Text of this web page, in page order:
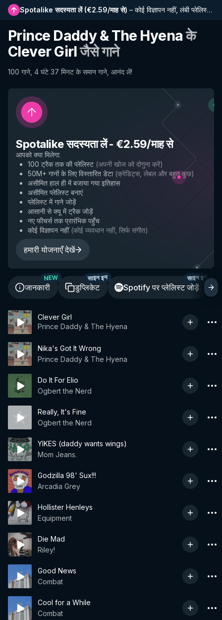
Spotalike सदस्यता लें(€2.59/माह से) – कोई विज्ञापन नहीं, लंबी प्लेलिस्ट, पूर्ण इतिहास और नई सुविधाओं तक प्रारंभिक पहुंच
Prince Daddy & The Hyenaके
Clever Girlजैसे गाने
100 गाने, 4 घंटे 37 मिनट के समान गाने, आनंद लें!
Spotalike सदस्यता लें- €2.59/माह से
आपको क्या मिलेगा:
100 ट्रैक तक की प्लेलिस्ट (अपनी खोज को दोगुना करें)
50M+ गानों के लिए विस्तारित डेटा (क्रेडिट्स, लेबल और बहुत कुछ)
असीमित हाल ही में बजाया गया इतिहास
असीमित प्लेलिस्ट बनाएं
प्लेलिस्ट में गाने जोड़ें
आसानी से क्यू में ट्रैक जोड़ें
नए फीचर्स तक प्रारंभिक पहुँच
कोई विज्ञापन नहीं (कोई व्यवधान नहीं, सिर्फ संगीत)
हमारी योजनाएँ देखें
जानकारी
NEW
डुप्लिकेट
साइन इन
Spotify पर प्लेलिस्ट जोड़ें
साइन इन
Clever Girl
Prince Daddy & The Hyena
Nika's Got It Wrong
Prince Daddy & The Hyena
Do It For Elio
Ogbert the Nerd
Really, It's Fine
Ogbert the Nerd
YIKES (daddy wants wings)
Mom Jeans.
Godzilla 98' Sux!!!
Arcadia Grey
Hollister Henleys
Equipment
Die Mad
Riley!
Good News
Combat
Cool for a While
Combat